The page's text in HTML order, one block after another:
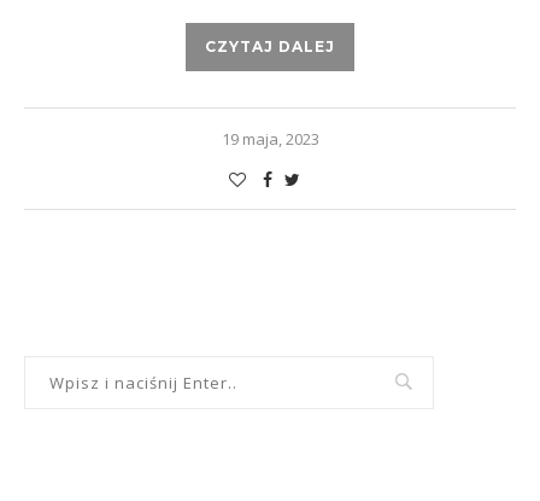
CZYTAJ DALEJ
19 maja, 2023